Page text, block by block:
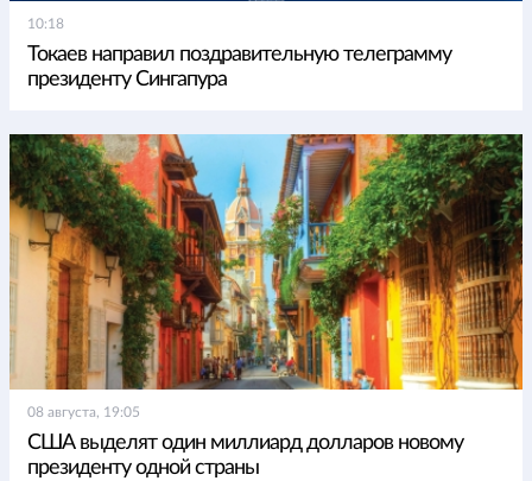
10:18
Токаев направил поздравительную телеграмму
президенту Сингапура
08 августа, 19:05
США выделят один миллиард долларов новому
президенту одной страны